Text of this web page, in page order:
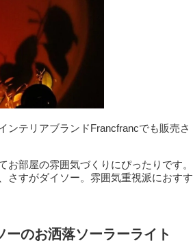
ンテリアブランドFrancfrancでも販売さ
部屋の雰囲気づくりにぴったりです。
さすがダイソー。雰囲気重視派におすす
のお洒落ソーラーライト